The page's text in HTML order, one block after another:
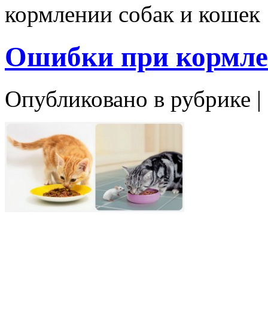
кормлении собак и кошек
Ошибки при
Опубликовано в рубрике |